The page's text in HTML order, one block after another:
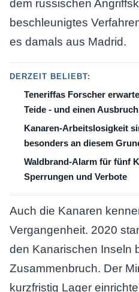
dem russischen
beschleunigtes
es damals aus Madrid.
DERZEIT BELIEBT:
Teneriffas Forscher
Teide - und einen Ausbruch
Kanaren-Arbeitslosigkeit
besonders an diesem
Waldbrand-Alarm für fünf
Sperrungen und Verbote
Auch die Kanaren
Vergangenheit. 2020
den Kanarischen Inseln
Zusammenbruch. Der
kurzfristig Lager